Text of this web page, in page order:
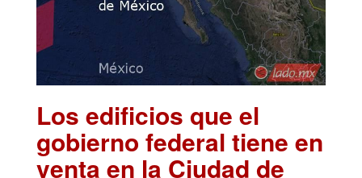
Los edificios que el
gobierno federal tiene en
venta en la Ciudad de